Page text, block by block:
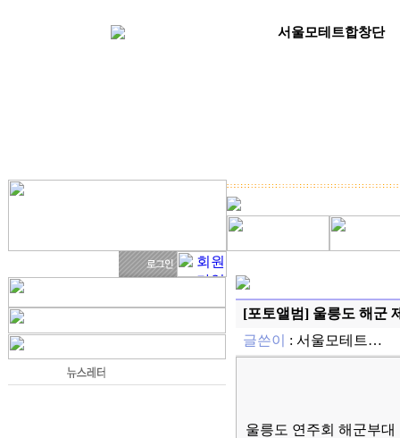
서울모테트합창단
[포토앨범] 울릉도 해군
글쓴이
: 서울모테트…
울릉도 연주회 해군부